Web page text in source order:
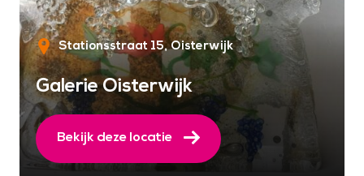
Stationsstraat 15 Oisterwijk
Galerie Oisterwijk
Bekijk deze locatie